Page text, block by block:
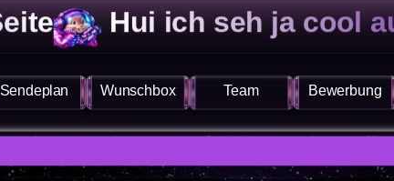
Hui ich seh ja cool aus
Sendeplan Wunschbox Team Bewerbung